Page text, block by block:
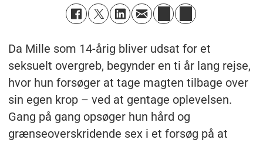
Da Mille som 14-årig bliver udsat for et
seksuelt overgreb, begynder en ti år lang rejse,
hvor hun forsøger at tage magten tilbage over
sin egen krop – ved at gentage oplevelsen.
Gang på gang opsøger hun hård og
grænseoverskridende sex i et forsøg på at